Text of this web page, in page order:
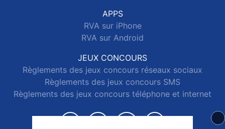
APPS
RVA sur iPhone
RVA sur Android
JEUX CONCOURS
Règlements des jeux concours réseaux sociaux
Règlements des jeux concours SMS
Règlements des jeux concours téléphone et internet